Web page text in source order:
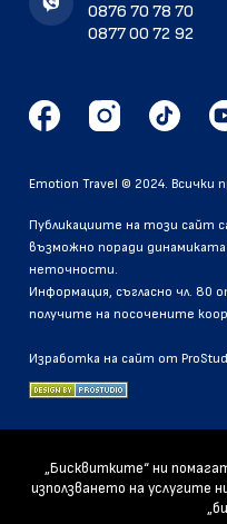
0876 70 78 70
0877 00 72 92
Emotion Travel © 2024. Всички
Публикациите на този сайт
възможно поради динамиката
неточности.
Информация, съгласно чл. 80
получите на посочените
Изработка на сайт от
„Бисквитките“ ни
използването на услугите